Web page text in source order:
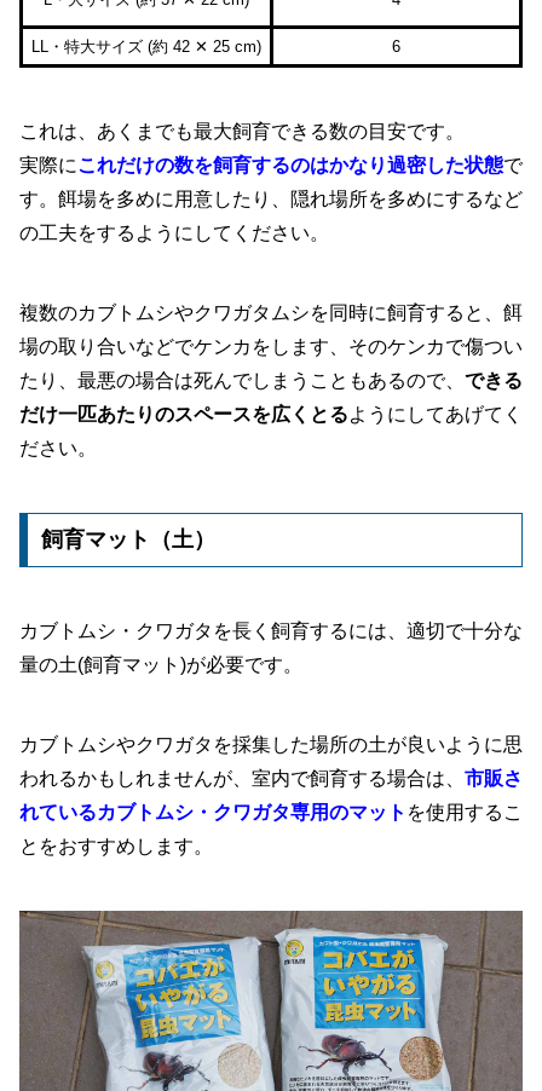
LL・特大サイズ (約 42 ✕ 25 cm) 6
これは、あくまでも最大飼育できる数の目安です。
実際にこれだけの数を飼育するのはかなり過密した状態で
す。餌場を多めに用意したり、隠れ場所を多めにするなど
の工夫をするようにしてください。
複数のカブトムシやクワガタムシを同時に飼育すると、餌
場の取り合いなどでケンカをします、そのケンカで傷つい
たり、最悪の場合は死んでしまうこともあるので、 できる
だけ一匹あたりのスペースを広くとるようにしてあげてく
ださい。
飼育マット（土）
カブトムシ・クワガタを長く飼育するには、適切で十分な
量の土(飼育マット)が必要です。
カブトムシやクワガタを採集した場所の土が良いように思
われるかもしれませんが、室内で飼育する場合は、 市販さ
れているカブトムシ・クワガタ専用のマット を使用するこ
とをおすすめします。